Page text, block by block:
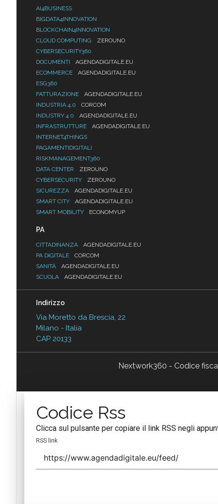
AI4BUSINESS
BIGDATA4INNOVATION
BLOCKCHAIN4INNOVATION
CLOUD COMPUTING
ZEROUNO
CYBERSECURITY360
DOCUMENTI
AGENDADIGITALE.EU
ECOMMERCE
AGENDADIGITALE.EU
ESG360
FATTURAZIONE
AGENDADIGITALE.EU
INDUSTRIA 4.0
CORCOM
INDUSTRY 4.0
AGENDADIGITALE.EU
INFRASTRUTTURE
AGENDADIGITALE.EU
INTERNET4THINGS
PAGAMENTIDIGITALI
RISKMANAGEMENT360
DATA CENTER
ZEROUNO
CYBERSECURITY
ZEROUNO
SICUREZZA
AGENDADIGITALE.EU
SMART CITY
AGENDADIGITALE.EU
SMART MOBILITY
ECONOMYUP
PA
CITTADINANZA
AGENDADIGITALE.EU
PA DIGITALE
CORCOM
SANITÀ
AGENDADIGITALE.EU
SCUOLA
AGENDADIGITALE.EU
Indirizzo
Via Moretto da Brescia, 22
Milano - Italia
CAP 20133
Nextwork360 - Codice
Codice Rss
Clicca sul pulsante per copiare il link RSS negli
RSS link